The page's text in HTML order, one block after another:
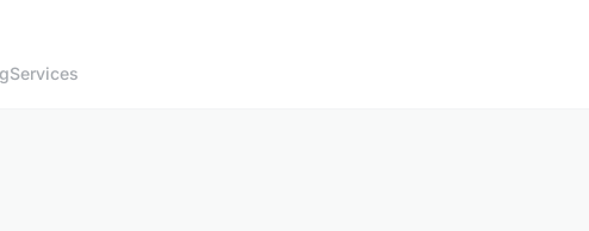
Services